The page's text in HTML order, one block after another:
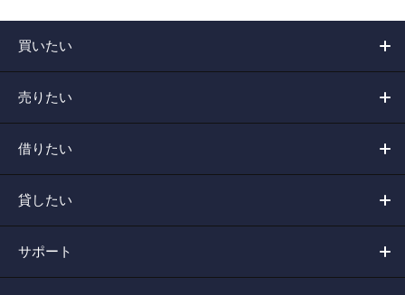
買いたい
売りたい
借りたい
貸したい
サポート